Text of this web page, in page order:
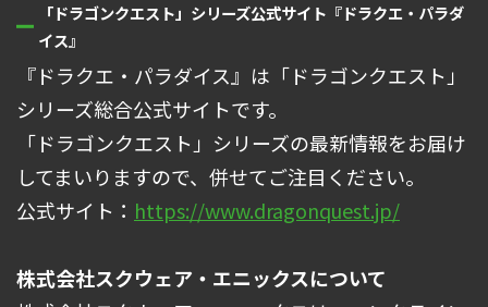
「ドラゴンクエスト」シリーズ公式サイト『ドラクエ・パラダ
イス』
『ドラクエ・パラダイス』は「ドラゴンクエスト」
シリーズ総合公式サイトです。
「ドラゴンクエスト」シリーズの最新情報をお届け
してまいりますので、併せてご注⽬ください。
公式サイト： https://www.dragonquest.jp/
株式会社スクウェア・エニックスについて